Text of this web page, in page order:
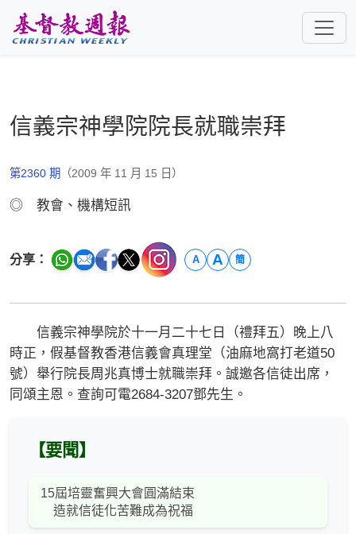
信義宗神學院院長就職崇拜
第2360 期 （2009 年 11 月 15 日）
◎ 教會、機構短訊
分享： A A 簡
信義宗神學院於十一月二十七日（禮拜五）晚上八
時正，假基督教香港信義會真理堂（油麻地窩打老道50
號）舉行院長周兆真博士就職崇拜。誠邀各信徒出席，
同頌主恩。查詢可電2684-3207鄧先生。
【要聞】
15屆培靈奮興大會圓滿結束
造就信徒化苦難成為祝福